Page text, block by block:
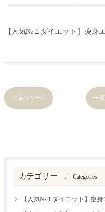
【人気№１ダイエット】瘦身
< 前のページ 一
カテゴリー Categories
【人気№１ダイエット】瘦